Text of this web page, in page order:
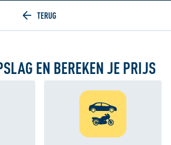
Home
EN BEREKEN JE PRIJS